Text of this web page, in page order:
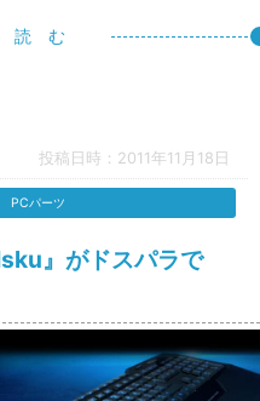
読 む
投稿日時：2011年11月18日
』がドスパラで
PCパーツ